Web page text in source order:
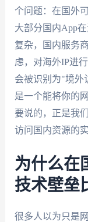
个问题：在国外
大部分国内App
复杂，国内服务
虑，对海外IP进
会被识别为"境外
是一个能将你的
要说的，正是我
访问国内资源的
为什么在
技术壁垒
很多人以为只是